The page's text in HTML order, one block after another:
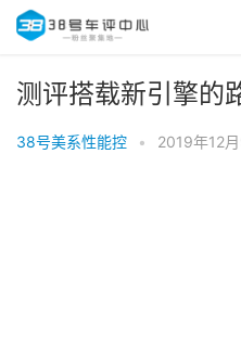
测评搭载新引擎的
38号美系性能控 • 2019年12